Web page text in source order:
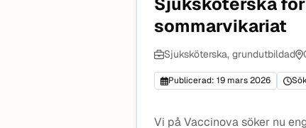
sommarvikariat
Sjuksköterska, grundutbildad
Publicerad: 19 mars 2026
Vi på Vaccinova söker nu